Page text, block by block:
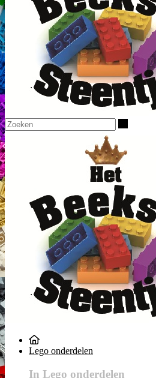
Lego onderdelen
In Lego onderdelen